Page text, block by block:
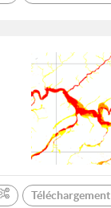
Téléchargement